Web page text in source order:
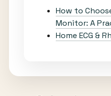
How to
Monitor: A
Home ECG &